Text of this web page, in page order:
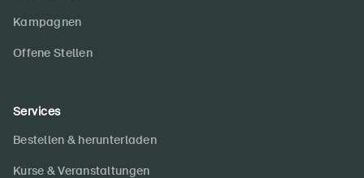
Kampagnen
Offene Stellen
Services
Bestellen & herunterladen
Kurse & Veranstaltungen